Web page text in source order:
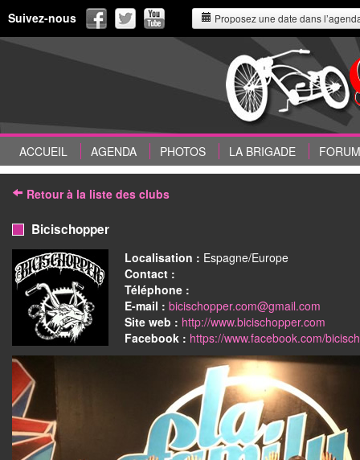
Suivez-nous Proposez une date dans
ACCUEIL AGENDA PHOTOS LA BRIGADE FORUM
Retour à la liste des clubs
Bicischopper
Localisation : Espagne/Europe
Contact :
Téléphone :
E-mail : bicischopper.com@gmail.com
Site web : http://www.bicischopper.com
Facebook : https://www.facebook.com/